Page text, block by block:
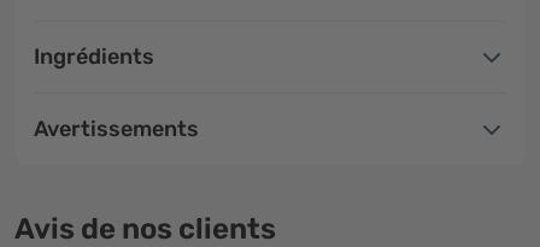
Ingrédients
Avertissements
Avis de nos clients